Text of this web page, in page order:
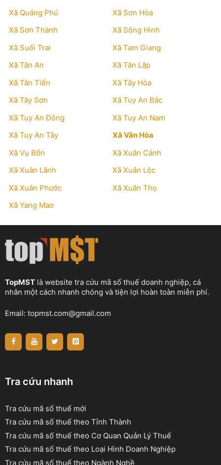
Xã Quảng Phú
Xã Sơn Hòa
Xã Sơn Thành
Xã Sông Hinh
Xã Suối Trai
Xã Tam Giang
Xã Tân An
Xã Tân Lập
Xã Tân Tiến
Xã Tây Hòa
Xã Tây Sơn
Xã Tuy An Bắc
Xã Tuy An Đông
Xã Tuy An Nam
Xã Tuy An Tây
Xã Vân Hòa
Xã Vụ Bổn
Xã Xuân Cảnh
Xã Xuân Lãnh
Xã Xuân Lộc
Xã Xuân Phước
Xã Xuân Thọ
Xã Yang Mao
TopMST là website tra cứu mã số thuế doanh nghiệp, cá
nhân một cách nhanh chóng và tiện lợi hoàn toàn miễn phí.
Email: topmst.com@gmail.com
Tra cứu nhanh
Tra cứu mã số thuế mới
Tra cứu mã số thuế theo Tỉnh Thành
Tra cứu mã số thuế theo Cơ Quan Quản Lý Thuế
Tra cứu mã số thuế theo Loại Hình Doanh Nghiệp
Tra cứu mã số thuế theo Ngành Nghề